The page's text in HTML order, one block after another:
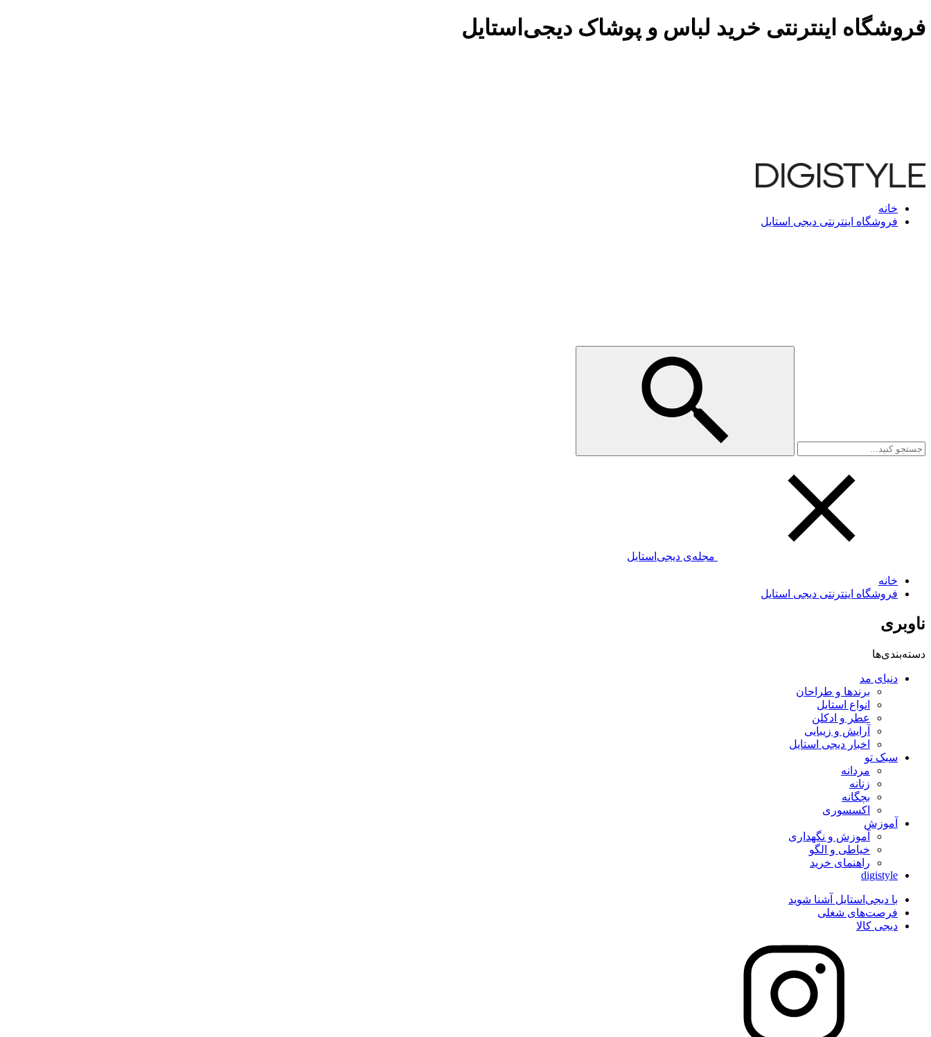
فروشگاه اینترنتی خرید لباس و پوشاک دیجی‌استایل
خانه
فروشگاه اینترنتی دیجی استایل
مجله‌ی دیجی‌استایل
خانه
فروشگاه اینترنتی دیجی استایل
ناوبری
دسته‌بندی‌ها
دنیای مد
برندها و طراحان
انواع استایل
عطر و ادکلن
آرایش و زیبایی
اخبار دیجی استایل
سبک تو
مردانه
زنانه
بچگانه
اکسسوری
آموزش
آموزش و نگهداری
خیاطی و الگو
راهنمای خرید
digistyle
با دیجی‌استایل آشنا شوید
فرصت‌های شغلی
دیجی کالا